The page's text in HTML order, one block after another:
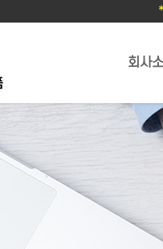
회사